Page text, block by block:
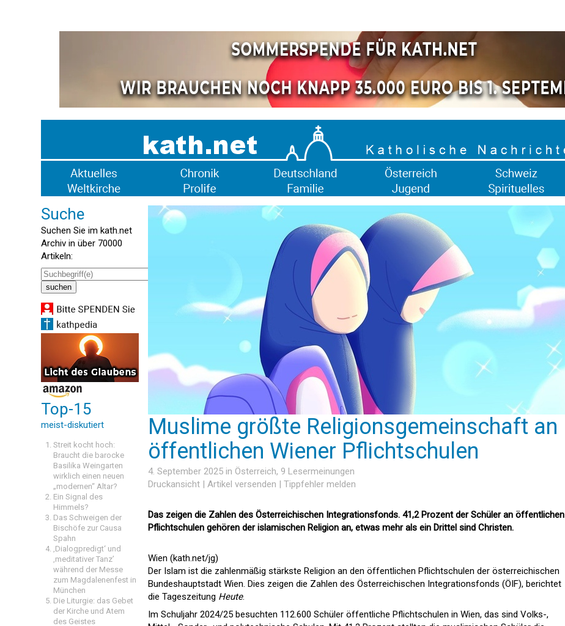
Suche
Suchen Sie im kath.net
Archiv in über 70000
Artikeln:
Top-15
meist-diskutiert
Streit kocht hoch:
Braucht die barocke
Basilika Weingarten
wirklich einen neuen
„modernen“ Altar?
Ein Signal des
Himmels?
Das Schweigen der
Bischöfe zur Causa
Spahn
‚Dialogpredigt‘ und
‚meditativer Tanz’
während der Messe
zum Magdalenenfest in
München
Die Liturgie: das Gebet
der Kirche und Atem
des Geistes
Muslime größte Religionsgemeinschaft an
öffentlichen Wiener Pflichtschulen
4. September 2025 in Österreich, 9 Lesermeinungen
Druckansicht | Artikel versenden | Tippfehler melden
Das zeigen die Zahlen des Österreichischen Integrationsfonds. 41,2 Prozent der Schüler an öffentlichen
Pflichtschulen gehören der islamischen Religion an, etwas mehr als ein Drittel sind Christen.
Wien (kath.net/jg)
Der Islam ist die zahlenmäßig stärkste Religion an den öffentlichen Pflichtschulen der österreichischen
Bundeshauptstadt Wien. Dies zeigen die Zahlen des Österreichischen Integrationsfonds (ÖIF), berichtet
die Tageszeitung Heute.
Im Schuljahr 2024/25 besuchten 112.600 Schüler öffentliche Pflichtschulen in Wien, das sind Volks-,